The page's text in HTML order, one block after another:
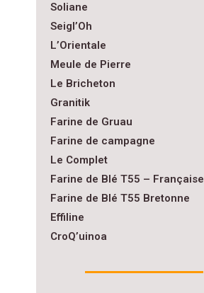
Soliane
Seigl’Oh
L’Orientale
Meule de Pierre
Le Bricheton
Granitik
Farine de Gruau
Farine de campagne
Le Complet
Farine de Blé T55 – Française
Farine de Blé T55 Bretonne
Effiline
CroQ’uinoa